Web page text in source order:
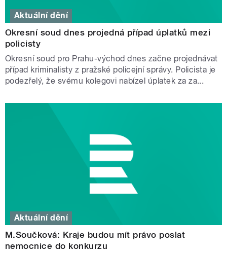
Aktuální dění
Okresní soud dnes projedná případ úplatků mezi
policisty
Okresní soud pro Prahu-východ dnes začne projednávat
případ kriminalisty z pražské policejní správy. Policista je
podezřelý, že svému kolegovi nabízel úplatek za za...
Aktuální dění
M.Součková: Kraje budou mít právo poslat
nemocnice do konkurzu